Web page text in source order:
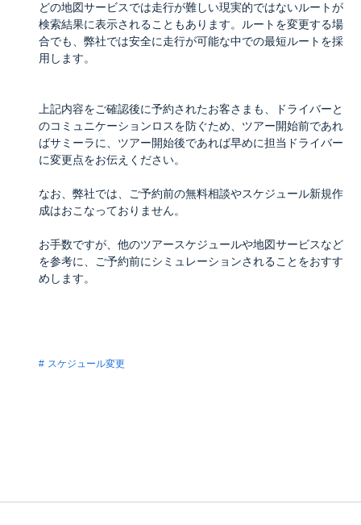
どの地図サービスでは走行が難しい現実的ではないルートが
検索結果に表示されることもあります。ルートを変更する場
合でも、弊社では安全に走行が可能な中での最短ルートを採
用します。
上記内容をご確認後に予約されたお客さまも、ドライバーと
のコミュニケーションロスを防ぐため、ツアー開始前であれ
ばサミーラに、ツアー開始後であれば早めに担当ドライバー
に変更点をお伝えください。
なお、弊社では、ご予約前の無料相談やスケジュール新規作
成はおこなっておりません。
お手数ですが、他のツアースケジュールや地図サービスなど
を参考に、ご予約前にシミュレーションされることをおすす
めします。
スケジュール変更